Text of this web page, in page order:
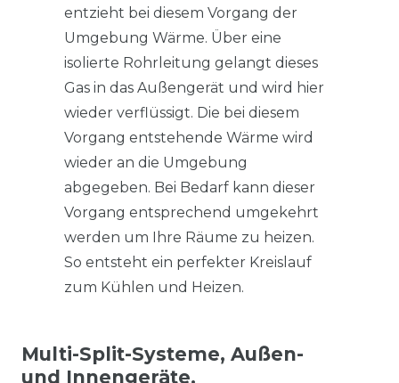
entzieht bei diesem Vorgang der
Umgebung Wärme. Über eine
isolierte Rohrleitung gelangt dieses
Gas in das Außengerät und wird hier
wieder verflüssigt. Die bei diesem
Vorgang entstehende Wärme wird
wieder an die Umgebung
abgegeben. Bei Bedarf kann dieser
Vorgang entsprechend umgekehrt
werden um Ihre Räume zu heizen.
So entsteht ein perfekter Kreislauf
zum Kühlen und Heizen.
Multi-Split-Systeme, Außen-
und Innengeräte.